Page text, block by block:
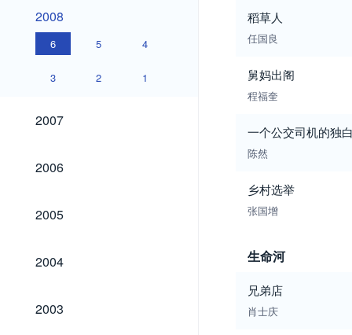
2008
2008
6 5 4
3 2 1
2007
2007
2006
2006
2005
2005
2004
2004
2003
2003
稻草人
任国良
舅妈出阁
程福奎
一个公交司机的独
陈然
乡村选举
张国增
生命河
兄弟店
肖士庆